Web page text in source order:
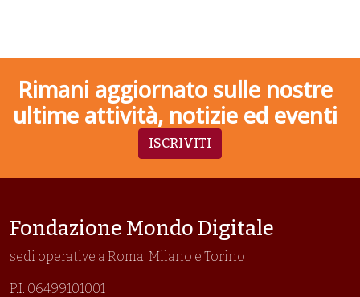
Rimani aggiornato sulle nostre
ultime attività, notizie ed eventi
ISCRIVITI
Fondazione Mondo Digitale
sedi operative a Roma, Milano e Torino
P.I. 06499101001